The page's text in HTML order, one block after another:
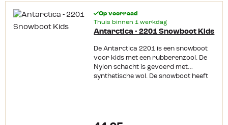
Op voorraad
Thuis binnen 1 werkdag
Antarctica - 2201 Snowboot Kids
De Antarctica 2201 is een snowboot
voor kids met een rubberenzool. De
Nylon schacht is gevoerd met
synthetische wol. De snowboot heeft